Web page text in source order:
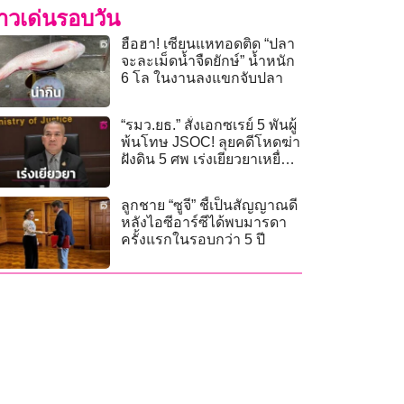
วเด่นรอบวัน
ฮือฮา! เซียนแหทอดติด “ปลา
จะละเม็ดน้ำจืดยักษ์” น้ำหนัก
6 โล ในงานลงแขกจับปลา
“รมว.ยธ.” สั่งเอกซเรย์ 5 พันผู้
พ้นโทษ JSOC! ลุยคดีโหดฆ่า
ฝังดิน 5 ศพ เร่งเยียวยาเหยื่อ
ลูกชาย “ซูจี” ชี้เป็นสัญญาณดี
หลังไอซีอาร์ซีได้พบมารดา
ครั้งแรกในรอบกว่า 5 ปี